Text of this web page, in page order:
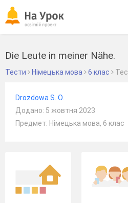
Die Leute in meiner Nähe.
Тести Німецька мова 6 клас
Drozdowa S. O.
Додано: 5 жовтня 2023
Предмет: Німецька мова, 6 клас